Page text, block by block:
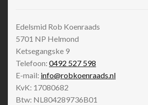
Edelsmid Rob Koenraads
5701 NP Helmond
Ketsegangske 9
Telefoon: 0492 527 598
E-mail: info@robkoenraads.nl
KvK: 17080682
Btw: NL804289736B01